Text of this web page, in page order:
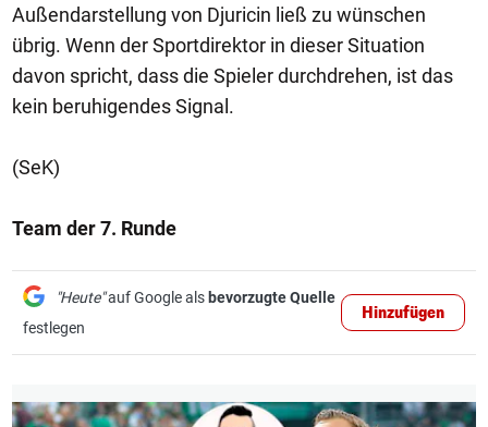
Außendarstellung von Djuricin ließ zu wünschen
übrig. Wenn der Sportdirektor in dieser Situation
davon spricht, dass die Spieler durchdrehen, ist das
kein beruhigendes Signal.
(SeK)
Team der 7. Runde
"Heute"auf Google als bevorzugte Quelle
festlegen
Hinzufügen
1/13